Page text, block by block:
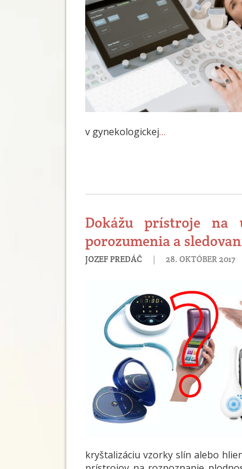
v gynekologickej…
Dokážu prístroje na
porozumenia a
JOZEF PREDÁČ |28. OKTÓBER 2017
kryštalizáciu vzorky slín alebo